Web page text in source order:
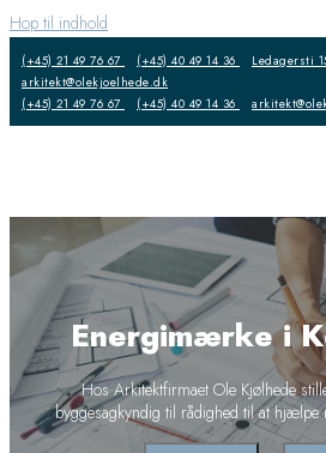
Hop til indhold
(+45) 21 49 76 67 (+45) 40 49 14 36
Ledagersti
arkitekt@olekjoelhede.dk
(+45) 21 49 76 67
(+45) 40 49 14 36
Energimærke i
​Hos Arkitektfirmaet Ole Kjølhede
byggesagkyndig til rådighed til at